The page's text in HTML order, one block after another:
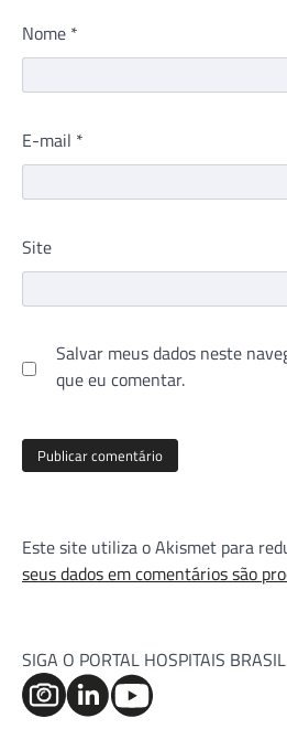
Nome *
E-mail *
Site
Salvar meus dados neste
que eu comentar.
Este site utiliza o Akismet para
seus dados em comentários são
SIGA O PORTAL HOSPITAIS BRASIL